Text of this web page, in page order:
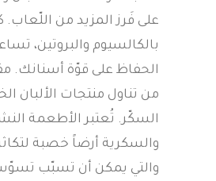
على فَرز المزيد من اللّعاب.
بالكالسيوم والبروتين،
الحفاظ على قوّة أسنانك.
من تناول منتجات الألبان
السكّر. تُعتبر الأطعمة
والسكرية أرضاً خصبة لتكاثر
والتي يمكن أن تسبّب